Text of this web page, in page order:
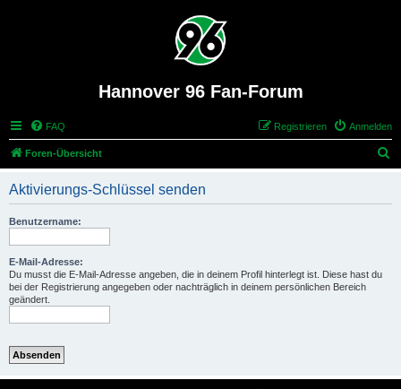
Hannover 96 Fan-Forum
FAQ Anmelden
Registrieren
Foren-Übersicht
Aktivierungs-Schlüssel senden
Benutzername:
E-Mail-Adresse:
Du musst die E-Mail-Adresse angeben, die in deinem Profil hinterlegt ist. Diese hast du
bei der Registrierung angegeben oder nachträglich in deinem persönlichen Bereich
geändert.